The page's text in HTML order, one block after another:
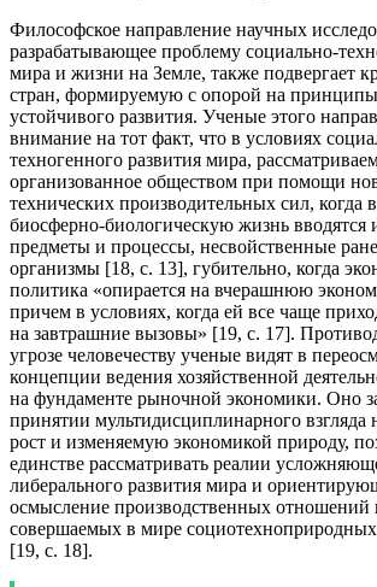
Философское направление научных
разрабатывающее проблему социально-
мира и жизни на Земле, также подвергает
стран, формируемую с опорой на
устойчивого развития. Ученые этого
внимание на тот факт, что в условиях
техногенного развития мира,
организованное обществом при помощи
технических производительных сил, когда
биосферно-биологическую жизнь вводятся
предметы и процессы, несвойственные
организмы [18, с. 13], губительно, когда
политика «опирается на вчерашнюю
причем в условиях, когда ей все чаще
на завтрашние вызовы» [19, с. 17].
угрозе человечеству ученые видят в
концепции ведения хозяйственной
на фундаменте рыночной экономики. Оно
принятии мультидисциплинарного взгляда
рост и изменяемую экономикой природу,
единстве рассматривать реалии
либерального развития мира и
осмысление производственных отношений
совершаемых в мире
[19, с. 18].